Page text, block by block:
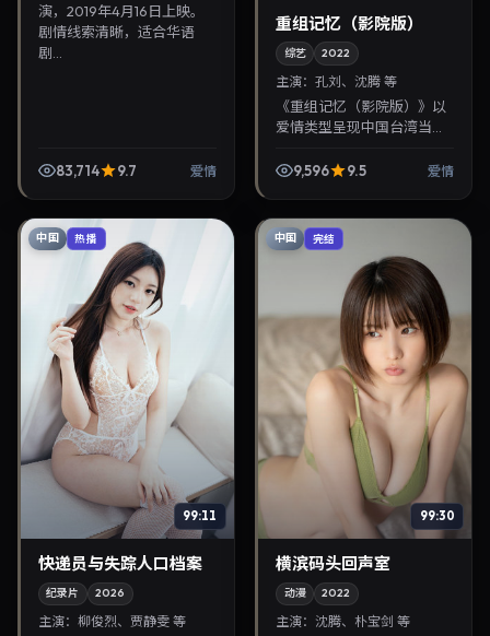
演，2019年4月16日上映。
剧情线索清晰，适合华语
剧...
83,714 9.7 爱情
重组记忆（影院版）
综艺 2022
主演：孔刘、沈腾 等
《重组记忆（影院版）》以
爱情类型呈现中国台湾当代
刘、沈腾。2022年8月7日登
9,596 9.5 爱情
中国 热播
99:11
快递员与失踪人口档案
纪录片 2026
主演： 柳俊烈、贾静雯 等
中国 完结
99:30
横滨码头回声室
动漫 2022
主演：沈腾、朴宝剑 等